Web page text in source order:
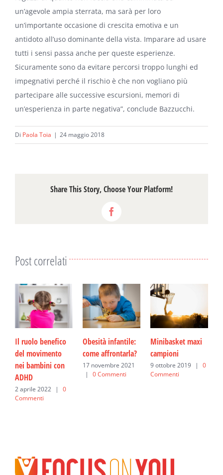
un’agevole ampia sterrata, ma sarà per loro
un’importante occasione di crescita emotiva e un
antidoto all’uso dominante della vista. Imparare ad usare
tutti i sensi passa anche per queste esperienze.
Sicuramente sono da evitare percorsi troppo lunghi ed
impegnativi perché il rischio è che non vogliano più
partecipare alle successive escursioni, memori di
un’esperienza in parte negativa”, conclude Bazzucchi.
Di Paola Toia | 24 maggio 2018
Share This Story, Choose Your Platform!
Post correlati
Il ruolo benefico
del movimento
nei bambini con
ADHD
2 aprile 2022 |
0
Commenti
Obesità infantile:
come affrontarla?
17 novembre 2021
|
0 Commenti
Minibasket maxi
campioni
9 ottobre 2019 |
0
Commenti